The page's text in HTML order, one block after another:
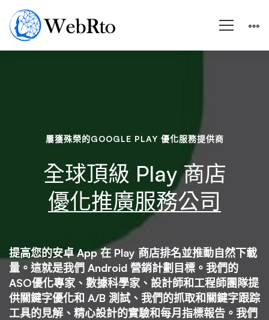
化
屢獲殊榮的GOOGLE PLAY 優化服務提供商
全球頂級 Play 商店
優化推廣服務公司
提高您的安卓 App 在 Play 商店排名並推動自然下載
量。這就是我們 Android 營銷計劃目標。我們的
ASO優化專家、數據科學家、設計師和工程師團隊提
供關鍵字優化和 A/B 測試、我們的抓取和關鍵字跟踪
工具的見解、精心設計的實驗和每月指標報告。我們